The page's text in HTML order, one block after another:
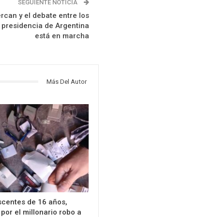
SEGUIENTE NOTICIA
y el debate entre los
de Argentina
está en marcha
Más Del Autor
de 16 años,
el millonario robo a